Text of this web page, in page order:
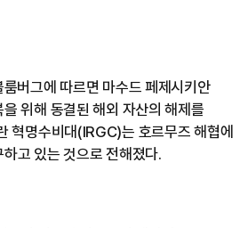
버그에 따르면 마수드 페제시키안
위해 동결된 해외 자산의 해제를
혁명수비대(IRGC)는 호르무즈 해협에
고 있는 것으로 전해졌다.